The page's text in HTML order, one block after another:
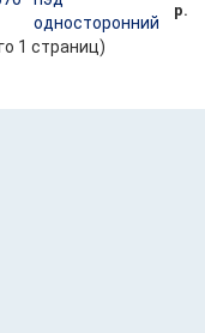
односторонний
р.
1 страниц)